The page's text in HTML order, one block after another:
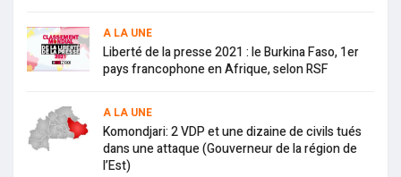
A LA UNE
Liberté de la presse 2021 : le Burkina Faso, 1er
pays francophone en Afrique, selon RSF
A LA UNE
Komondjari: 2 VDP et une dizaine de civils tués
dans une attaque (Gouverneur de la région de
l’Est)